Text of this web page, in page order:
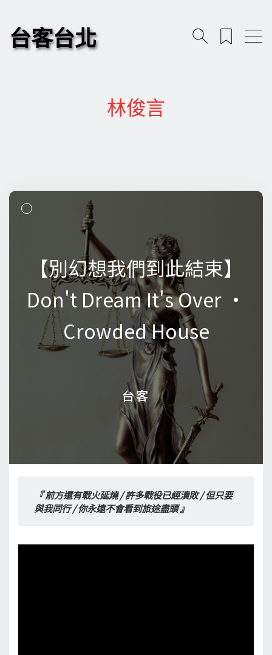
台客台北
林俊言
【別幻想我們到此結束】
Don't Dream It's Over •
Crowded House
台客
【別幻想我們到此結束】
Don't Dream It's Over •
Crowded House
台客
『 前方還有戰火延燒 / 許多戰役已經潰敗 / 但只要
與我同行 / 你永遠不會看到旅途盡頭 』